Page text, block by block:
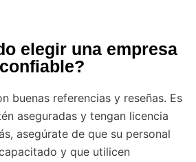
elegir una empresa
buenas referencias y reseñas. Es
aseguradas y tengan licencia
asegúrate de que su personal
y que utilicen